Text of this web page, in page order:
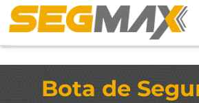
Bota de